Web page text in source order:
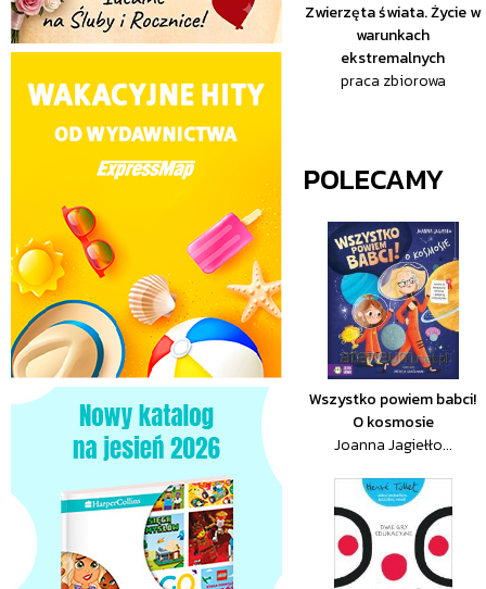
Zwierzęta świata. Życie w
warunkach
ekstremalnych
praca zbiorowa
POLECAMY
Wszystko powiem babci!
O kosmosie
Joanna Jagiełło...